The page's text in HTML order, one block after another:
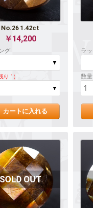
No.26 1.42ct
￥14,200
グ
り 1）
カートに入れる
ラ
数量